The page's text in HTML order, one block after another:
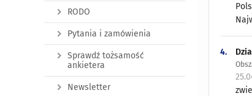
4.
RODO
Pytania i zamówienia
Sprawdź tożsamość
ankietera
Newsletter